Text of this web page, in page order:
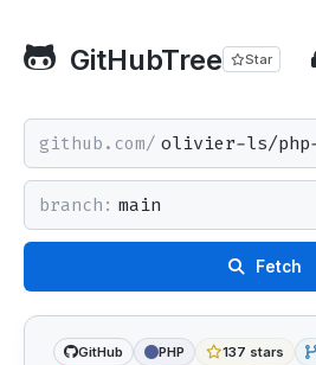
GitHubTree Star
github.com/
branch:
Fetch
GitHub PHP 137 stars